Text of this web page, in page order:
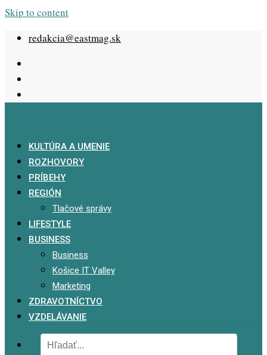
Skip to content
redakcia@eastmag.sk
KULTÚRA A UMENIE
ROZHOVORY
PRÍBEHY
REGIÓN
Tlačové správy
LIFESTYLE
BUSINESS
Business
Košice IT Valley
Marketing
ZDRAVOTNÍCTVO
VZDELÁVANIE